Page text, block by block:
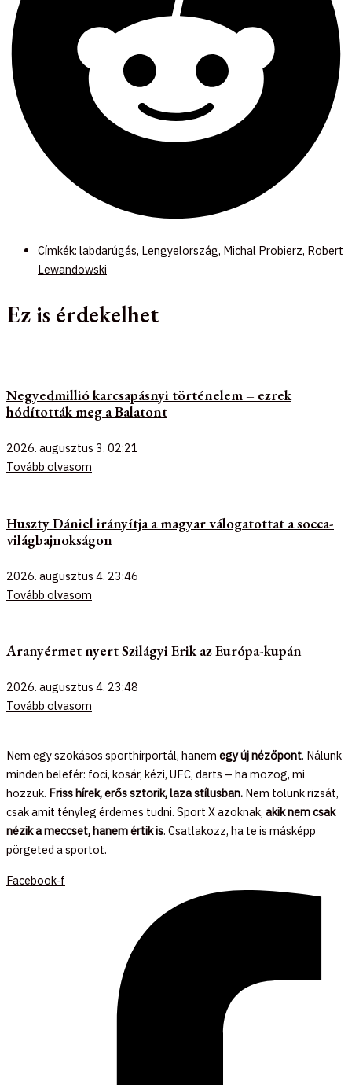
Címkék: labdarúgás, Lengyelország, Michal Probierz, Robert
Lewandowski
Ez is érdekelhet
Negyedmillió karcsapásnyi történelem – ezrek
hódították meg a Balatont
2026. augusztus 3. 02:21
Tovább olvasom
Huszty Dániel irányítja a magyar válogatottat a socca-
világbajnokságon
2026. augusztus 4. 23:46
Tovább olvasom
Aranyérmet nyert Szilágyi Erik az Európa-kupán
2026. augusztus 4. 23:48
Tovább olvasom
Nem egy szokásos sporthírportál, hanem egy új nézőpont. Nálunk
minden belefér: foci, kosár, kézi, UFC, darts – ha mozog, mi
hozzuk. Friss hírek, erős sztorik, laza stílusban. Nem tolunk rizsát,
csak amit tényleg érdemes tudni. Sport X azoknak, akik nem csak
nézik a meccset, hanem értik is. Csatlakozz, ha te is másképp
pörgeted a sportot.
Facebook-f